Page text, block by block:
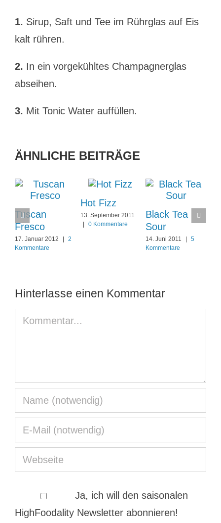
1. Sirup, Saft und Tee im Rührglas auf Eis
kalt rühren.
2. In ein vorgekühltes Champagnerglas
abseihen.
3. Mit Tonic Water auffüllen.
ÄHNLICHE BEITRÄGE
Tuscan
Fresco
17. Januar 2012 |
2
Kommentare
Hot Fizz
13. September 2011
|
0 Kommentare
Black Tea
Sour
14. Juni 2011 |
5
Kommentare
Hinterlasse einen Kommentar
Kommentar
Ja, ich will den saisonalen
HighFoodality Newsletter abonnieren!